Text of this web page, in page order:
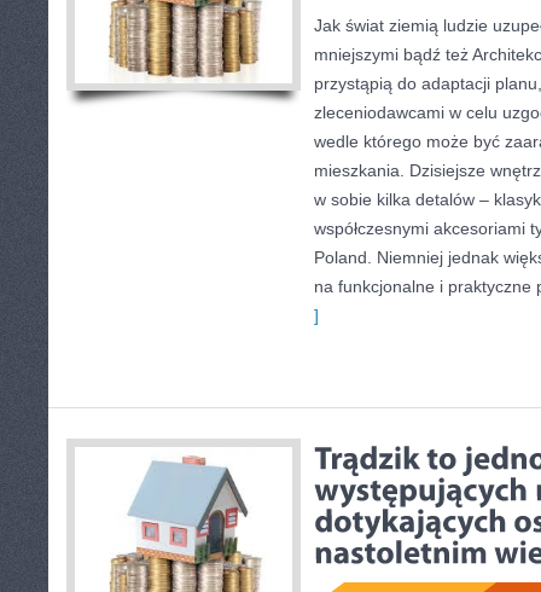
Jak świat ziemią ludzie
mniejszymi bądź też
przystąpią do adaptacji
zleceniodawcami w celu
wedle którego może być
mieszkania. Dzisiejsze
w sobie kilka detalów –
współczesnymi akcesoriami
Poland. Niemniej jednak
na funkcjonalne i praktyczne
]